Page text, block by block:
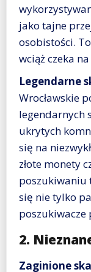
jako tajne
osobistości.
wciąż czeka
Legendarne
Wrocławskie
legendarnych
ukrytych
się na
złote monety
poszukiwaniu
się nie tylko
poszukiwacze
2.
Zaginione